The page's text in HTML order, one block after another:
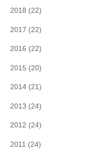
2018 (22)
2017 (22)
2016 (22)
2015 (20)
2014 (21)
2013 (24)
2012 (24)
2011 (24)